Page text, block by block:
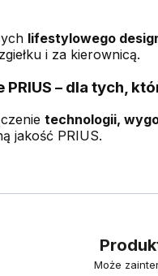
lifestylowego
i za kierownicą.
– dla tych,
technologii,
jakość PRIUS.
Może